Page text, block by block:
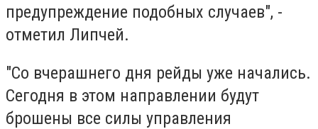
предупреждение подобных случаев", -
отметил Липчей.
"Со вчерашнего дня рейды уже начались.
Сегодня в этом направлении будут
брошены все силы управления